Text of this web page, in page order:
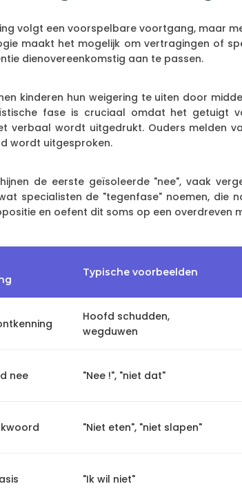
volgt een voorspelbare voortgang, maar
maakt het mogelijk om vertragingen of
dienovereenkomstig aan te passen.
kinderen hun weigering te uiten door
fase is cruciaal omdat het getuigt
verbaal wordt uitgedrukt. Ouders melden
wordt uitgesproken.
de eerste geïsoleerde "nee", vaak
specialisten de "tegenfase" noemen, die
en oefent dit soms op een overdreven
Typische voorbeelden
Hoofd schudden,
wegduwen
nee "Nee !", "niet dat"
"Niet eten", "niet slapen"
"Ik wil niet"